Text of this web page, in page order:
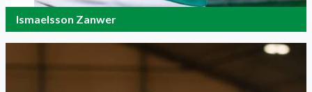
Ismaelsson Zanwer